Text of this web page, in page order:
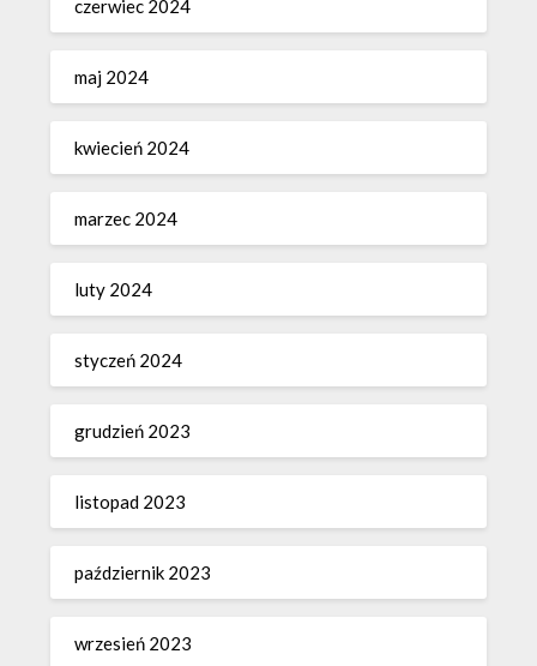
czerwiec 2024
maj 2024
kwiecień 2024
marzec 2024
luty 2024
styczeń 2024
grudzień 2023
listopad 2023
październik 2023
wrzesień 2023